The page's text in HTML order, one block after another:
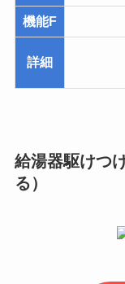
機能F
詳細
給湯器駆けつ
る）